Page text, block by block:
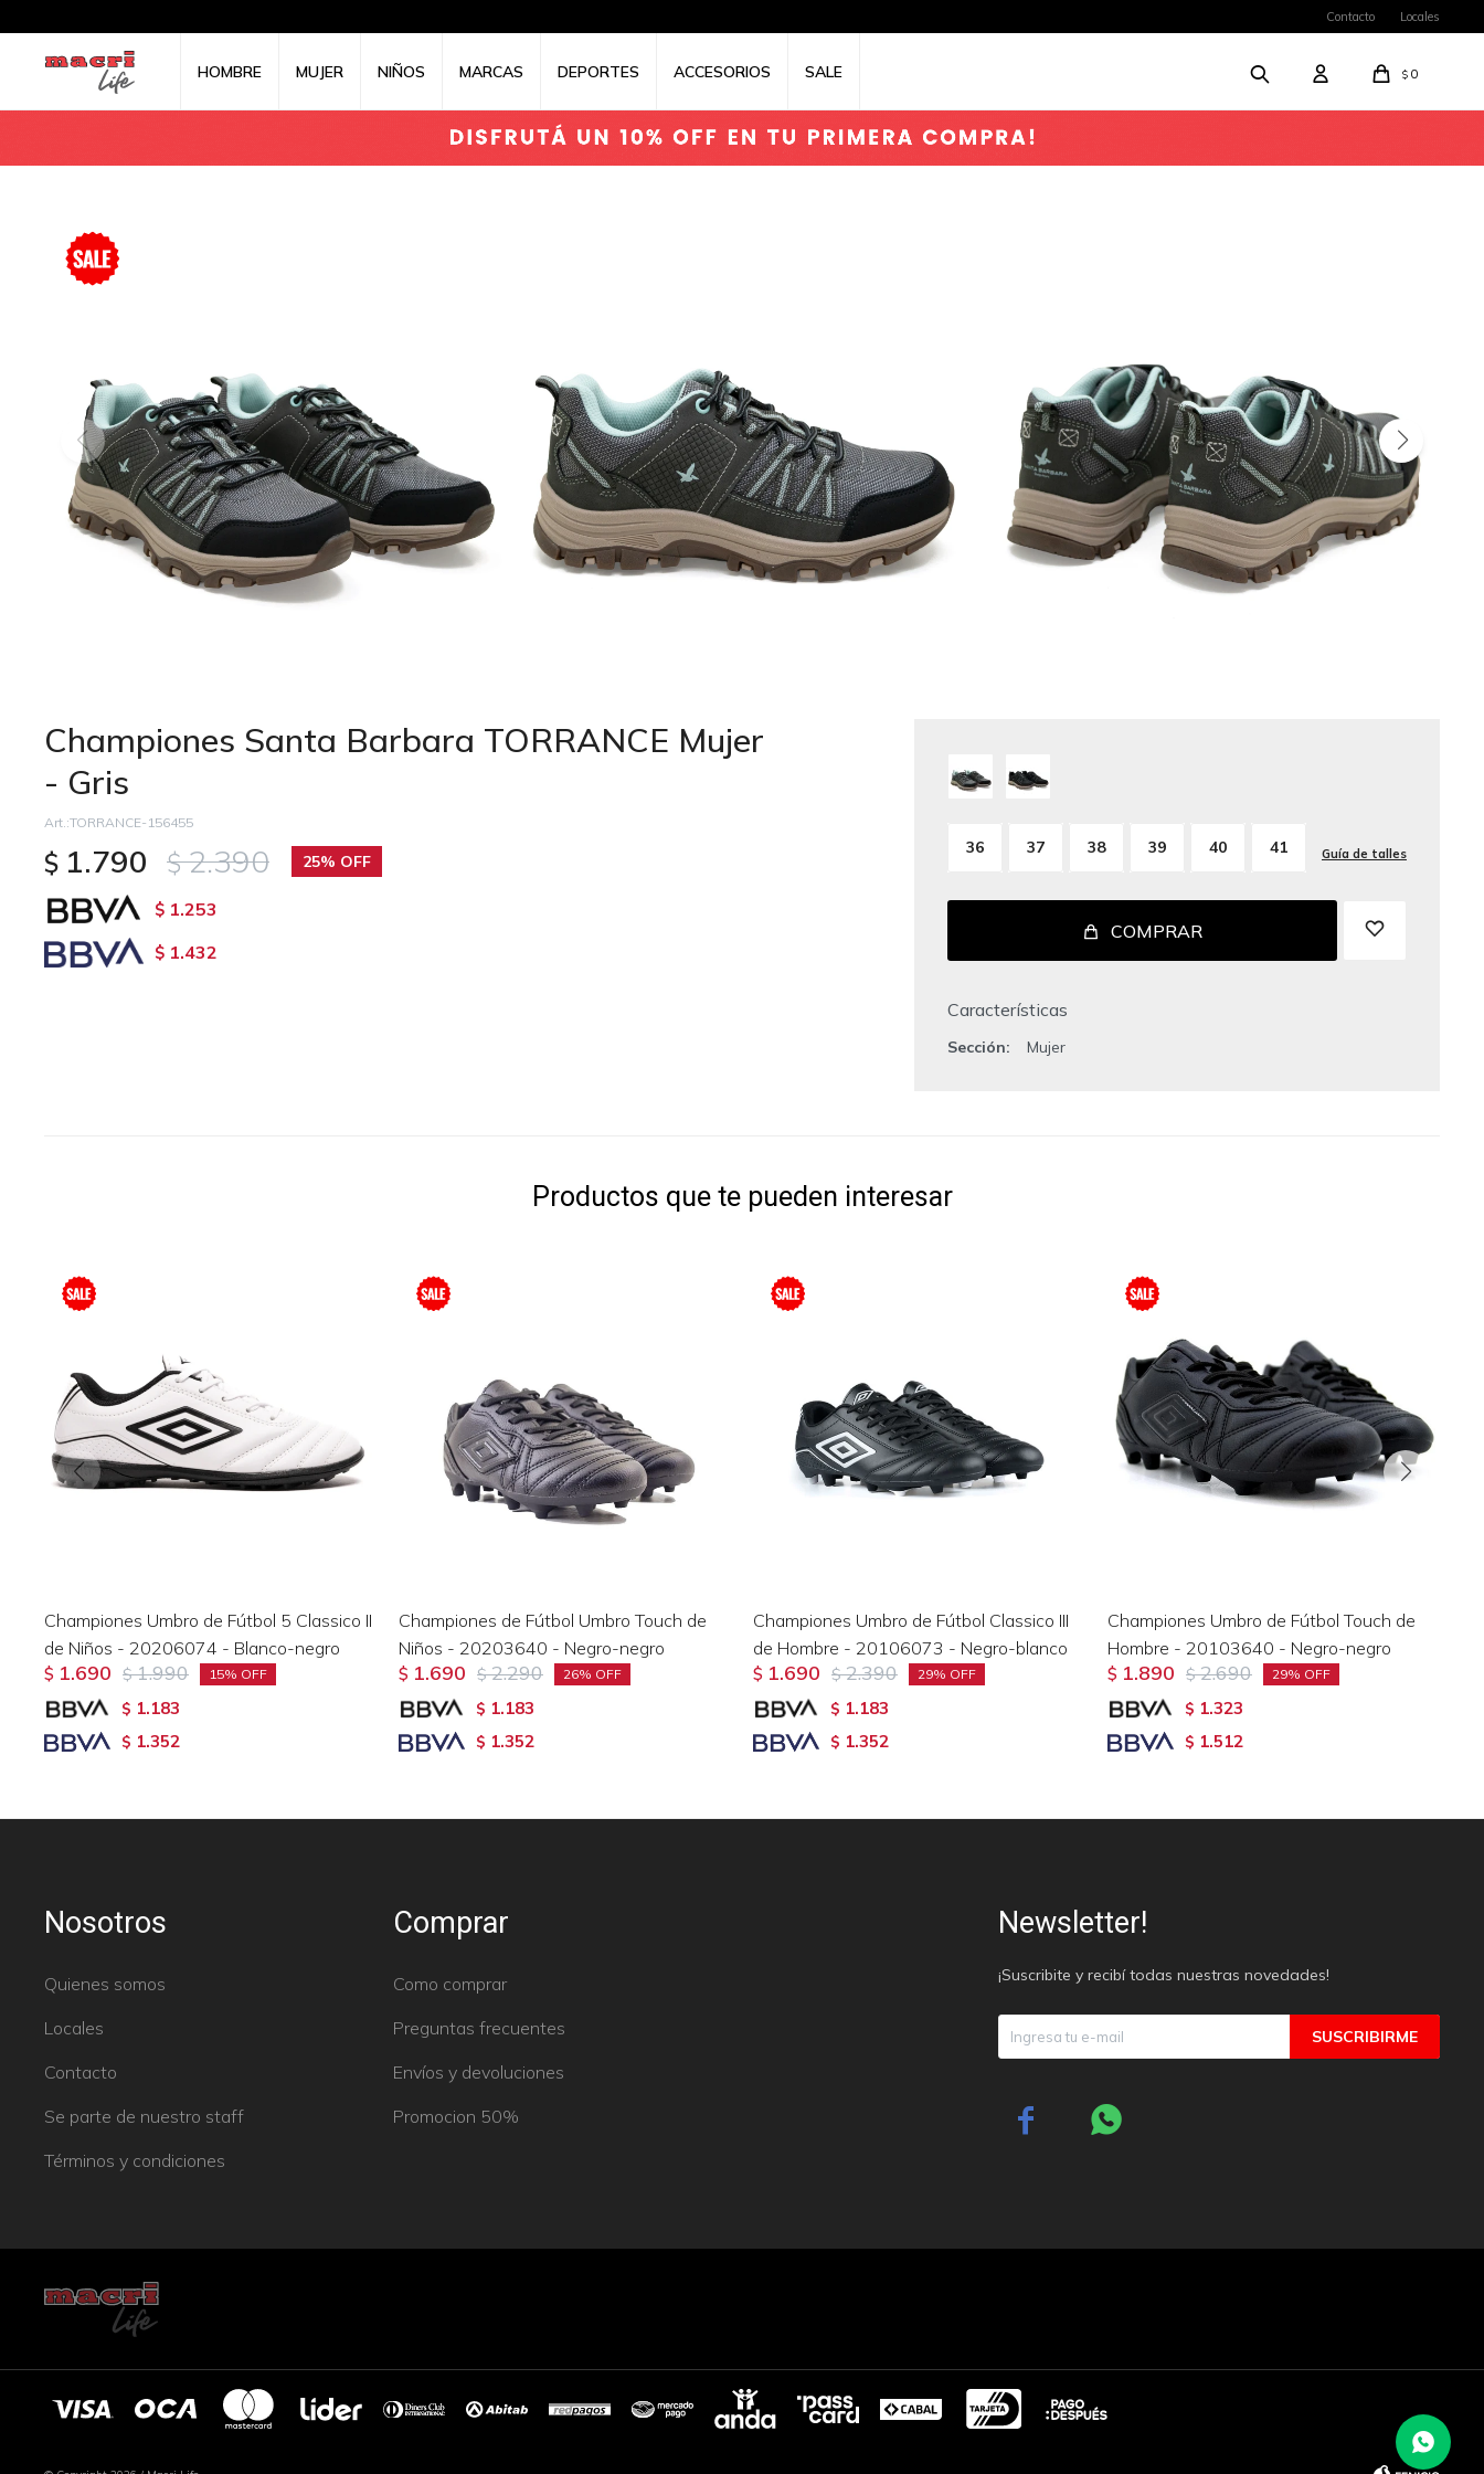
HOMBRE MUJER NIÑOS MARCAS DEPORTES ACCESORIOS SALE $ 0
Contacto Locales
Championes Santa Barbara TORRANCE Mujer
- Gris
TORRANCE-156455
$ 1.790 $ 2.390 25
$ 1.253
$ 1.432
36 37 38 39 40 41 Guía de talles
COMPRAR
Características
Sección Mujer
Productos que te pueden interesar
Championes Umbro de Fútbol 5 Classico II
de Niños - 20206074 - Blanco-negro
$ 1.690 $ 1.990 15
$ 1.183
$ 1.352
Championes de Fútbol Umbro Touch de
Niños - 20203640 - Negro-negro
$ 1.690 $ 2.290 26
$ 1.183
$ 1.352
Championes Umbro de Fútbol Classico III
de Hombre - 20106073 - Negro-blanco
$ 1.690 $ 2.390 29
$ 1.183
$ 1.352
Championes Umbro de Fútbol Touch de
Hombre - 20103640 - Negro-negro
$ 1.890 $ 2.690 29
$ 1.323
$ 1.512
Nosotros
Quienes somos
Locales
Contacto
Se parte de nuestro staff
Términos y condiciones
Comprar
Como comprar
Preguntas frecuentes
Envíos y devoluciones
Promocion 50%
Newsletter!
¡Suscribite y recibí todas nuestras novedades!
SUSCRIBIRME
 